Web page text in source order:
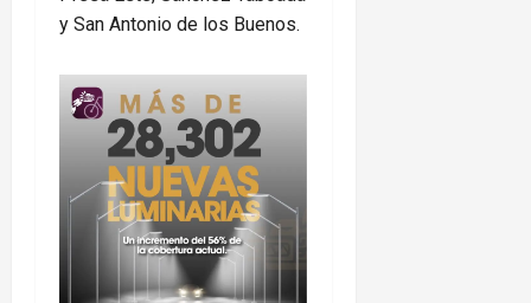
y San Antonio de los Buenos.